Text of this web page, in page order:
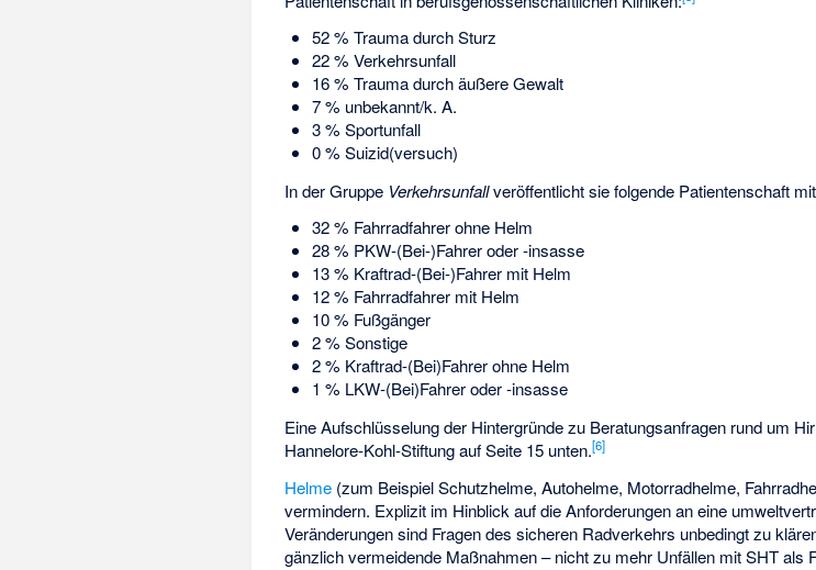
52 % Trauma durch Sturz
22 % Verkehrsunfall
16 % Trauma durch äußere Gewalt
7 % unbekannt/k. A.
3 % Sportunfall
0 % Suizid(versuch)
In der Gruppe Verkehrsunfallveröffentlicht sie folgende Patientenschaft
32 % Fahrradfahrer ohne Helm
28 % PKW-(Bei-)Fahrer oder -insasse
13 % Kraftrad-(Bei-)Fahrer mit Helm
12 % Fahrradfahrer mit Helm
10 % Fußgänger
2 % Sonstige
2 % Kraftrad-(Bei)Fahrer ohne Helm
1 % LKW-(Bei)Fahrer oder -insasse
Eine Aufschlüsselung der Hintergründe zu Beratungsanfragen rund um
Hannelore-Kohl-Stiftung auf Seite 15 unten.[6]
Helme (zum Beispiel Schutzhelme, Autohelme, Motorradhelme,
vermindern. Explizit im Hinblick auf die Anforderungen an eine
Veränderungen sind Fragen des sicheren Radverkehrs unbedingt zu
gänzlich vermeidende Maßnahmen – nicht zu mehr Unfällen mit SHT als